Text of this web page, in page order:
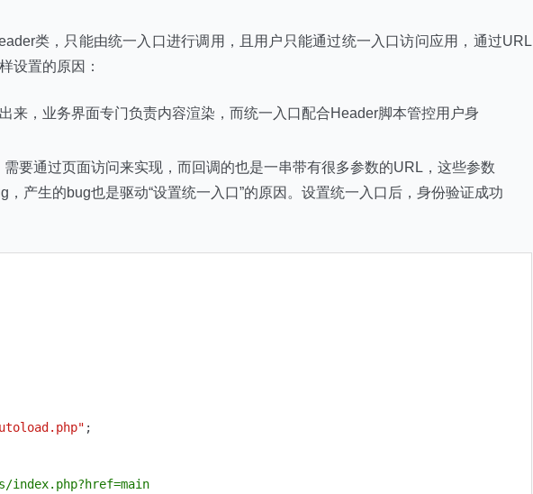
类，只能由统一入口进行调用，且用户只能通过统一入口访问应用，通过URL
设置的原因：
来，业务界面专门负责内容渲染，而统一入口配合Header脚本管控用户身
需要通过页面访问来实现，而回调的也是一串带有很多参数的URL，这些参数
，产生的bug也是驱动“设置统一入口”的原因。设置统一入口后，身份验证成功